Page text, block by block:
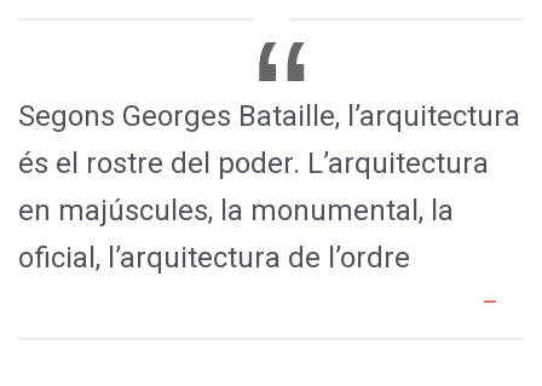
Segons Georges Bataille, l’arquitectura
és el rostre del poder. L’arquitectura
en majúscules, la monumental, la
oficial, l’arquitectura de l’ordre